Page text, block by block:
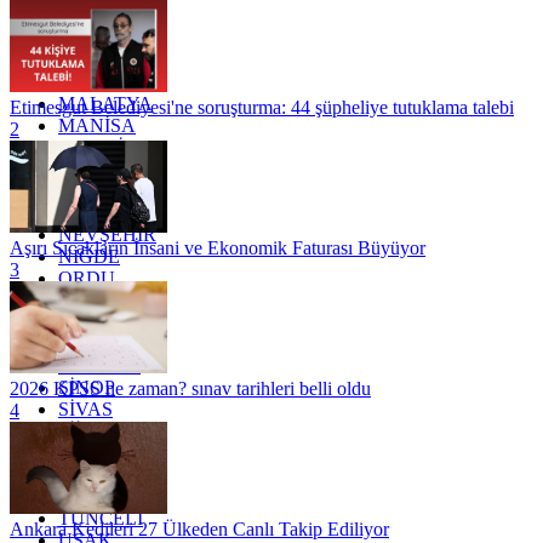
KOCAELİ
KONYA
KÜTAHYA
KİLİS
MALATYA
MANİSA
MARDİN
MERSİN
MUĞLA
MUŞ
NEVŞEHİR
NİĞDE
ORDU
OSMANİYE
RİZE
SAKARYA
SAMSUN
SİNOP
SİVAS
SİİRT
TEKİRDAĞ
TOKAT
TRABZON
TUNCELİ
Etimesgut Belediyesi'ne soruşturma: 44 şüpheliye tutuklama talebi
2
Aşırı Sıcakların İnsani ve Ekonomik Faturası Büyüyor
3
2026 KPSS ne zaman? sınav tarihleri belli oldu
4
Ankara Kedileri 27 Ülkeden Canlı Takip Ediliyor